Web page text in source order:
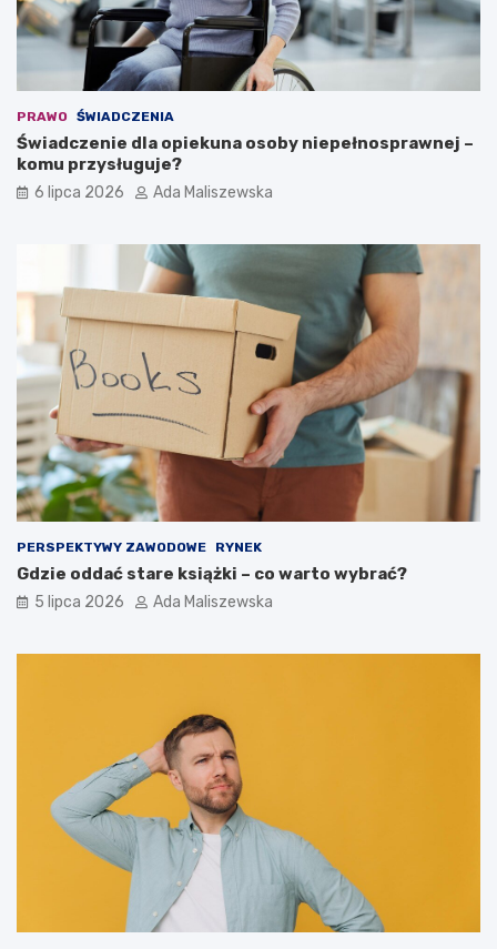
PRAWO ŚWIADCZENIA
Świadczenie dla opiekuna osoby niepełnosprawnej –
komu przysługuje?
6 lipca 2026 Ada Maliszewska
PERSPEKTYWY ZAWODOWE RYNEK
Gdzie oddać stare książki – co warto wybrać?
5 lipca 2026 Ada Maliszewska